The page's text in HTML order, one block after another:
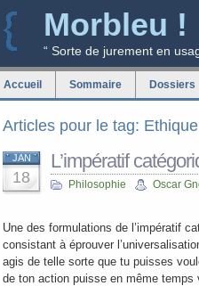
Morbleu !
“ Sorte de jurement en
Accueil Sommaire Dossiers
Articles pour le tag: Ethique
JAN
18
L’impératif
Philosophie Oscar
Une des formulations de l’impératif
consistant à éprouver
agis de telle sorte que tu puisses
de ton action puisse en même temps